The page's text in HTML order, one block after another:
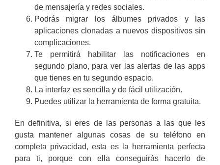
de mensajería y redes sociales.
Podrás migrar los álbumes privados y las
aplicaciones clonadas a nuevos dispositivos sin
complicaciones.
Te permitirá habilitar las notificaciones en
segundo plano, para ver las alertas de las apps
que tienes en tu segundo espacio.
La interfaz es sencilla y de fácil utilización.
Puedes utilizar la herramienta de forma gratuita.
En definitiva, si eres de las personas a las que les
gusta mantener algunas cosas de su teléfono en
completa privacidad, esta es la herramienta perfecta
para ti, porque con ella conseguirás hacerlo de